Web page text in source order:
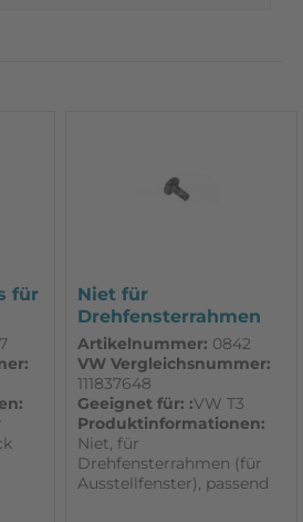
Parts
für
Niet für
Drehfensterrahmen
für Ausstellfenster...
Artikelnummer: 0842
VW Vergleichsnummer:
111837648
Geeignet für: :VW T3
Produktinformationen:
Niet, für
Drehfensterrahmen (für
Ausstellfenster), passend